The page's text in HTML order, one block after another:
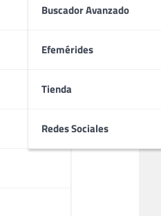
Buscador Avanzado
Efemérides
Tienda
Redes Sociales